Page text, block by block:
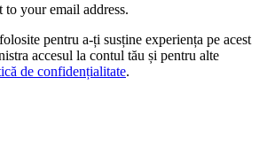
your email address.
pentru a-ți susține experiența pe acest
accesul la contul tău și pentru alte
de confidențialitate.